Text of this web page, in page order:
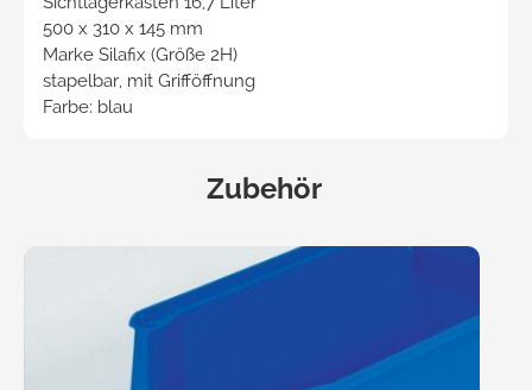
500 x 310 x 145 mm
Marke Silafix (Größe 2H)
stapelbar, mit Grifföffnung
Farbe: blau
Zubehör